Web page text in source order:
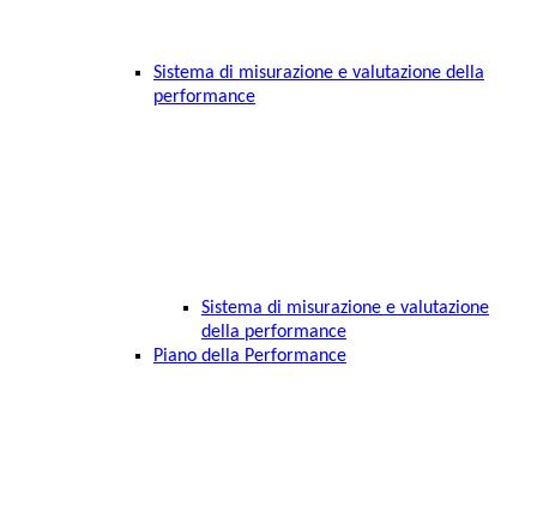
Sistema di misurazione e valutazione della
performance
Sistema di misurazione e valutazione
della performance
Piano della Performance